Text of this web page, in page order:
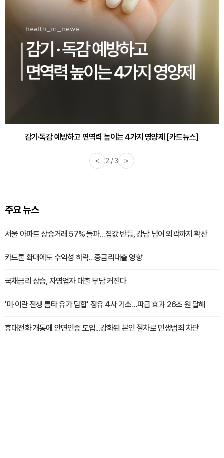
감기·독감 예방하고 면역력 높이는 4가지 영양제 [카드뉴스]
< 3 / 3 >
주요 뉴스
서울 아파트 상승거래 57% 돌파…집값 반등, 강남 넘어 외곽까지 확산
카드론 확대에도 수익성 하락…중금리대출 영향
국채금리 상승, 자영업자 대출 부담 커진다
'미·이란 전쟁 틈타 유가 담합' 정유 4사 기소…파급 효과 26조 원 달해
휴대전화 개통에 안면인증 도입...강화된 본인 절차로 민생범죄 차단